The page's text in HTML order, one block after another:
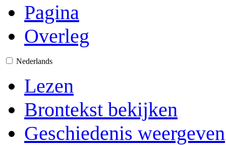
Pagina
Overleg
Nederlands
Lezen
Brontekst bekijken
Geschiedenis weergeven